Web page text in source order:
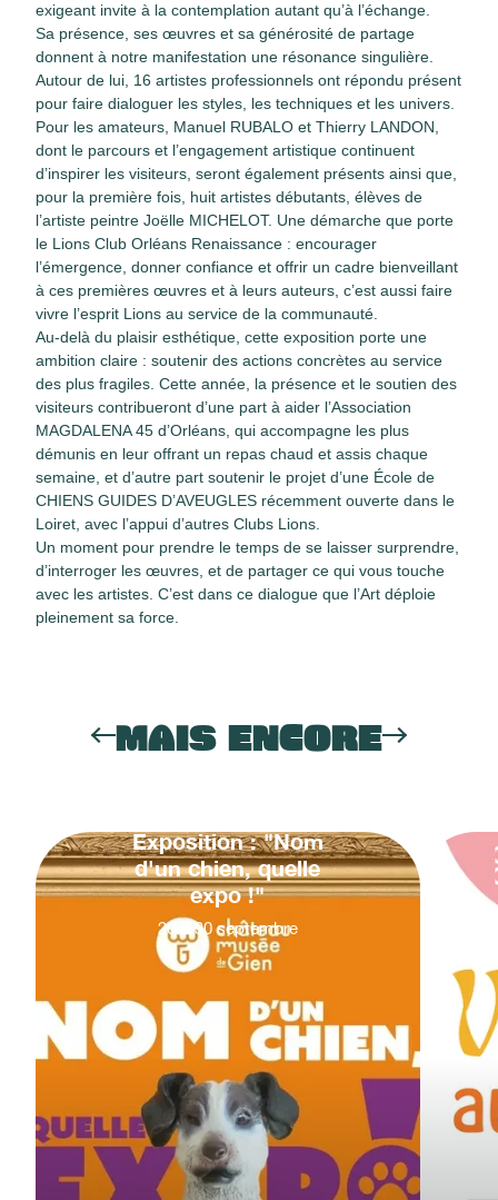
exigeant invite à la contemplation autant qu’à l’échange.
Sa présence, ses œuvres et sa générosité de partage
donnent à notre manifestation une résonance singulière.
Autour de lui, 16 artistes professionnels ont répondu présent
pour faire dialoguer les styles, les techniques et les univers.
Pour les amateurs, Manuel RUBALO et Thierry LANDON,
dont le parcours et l’engagement artistique continuent
d’inspirer les visiteurs, seront également présents ainsi que,
pour la première fois, huit artistes débutants, élèves de
l’artiste peintre Joëlle MICHELOT. Une démarche que porte
le Lions Club Orléans Renaissance : encourager
l’émergence, donner confiance et offrir un cadre bienveillant
à ces premières œuvres et à leurs auteurs, c’est aussi faire
vivre l’esprit Lions au service de la communauté.
Au-delà du plaisir esthétique, cette exposition porte une
ambition claire : soutenir des actions concrètes au service
des plus fragiles. Cette année, la présence et le soutien des
visiteurs contribueront d’une part à aider l’Association
MAGDALENA 45 d’Orléans, qui accompagne les plus
démunis en leur offrant un repas chaud et assis chaque
semaine, et d’autre part soutenir le projet d’une École de
CHIENS GUIDES D’AVEUGLES récemment ouverte dans le
Loiret, avec l’appui d’autres Clubs Lions.
Un moment pour prendre le temps de se laisser surprendre,
d’interroger les œuvres, et de partager ce qui vous touche
avec les artistes. C’est dans ce dialogue que l’Art déploie
pleinement sa force.
MAIS ENCORE
Exposition : "Nom
d'un chien, quelle
expo !"
20 30 septembre